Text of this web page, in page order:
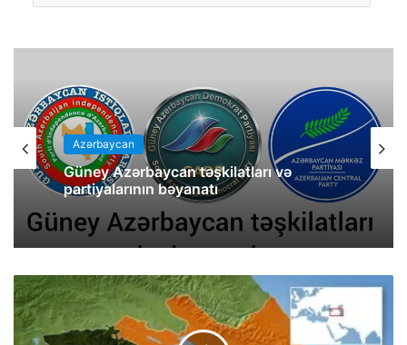
Azərbaycan
Güney Azərbaycan təşkilatları və
partiyalarının bəyanatı